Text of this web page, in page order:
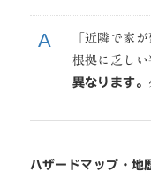
「近隣で家
根拠に乏し
異なります。
ハザードマップ・地